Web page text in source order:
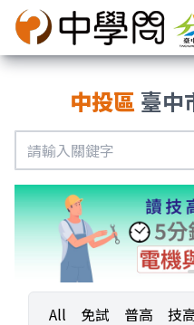
中投區 臺中
All 免試 普高 技